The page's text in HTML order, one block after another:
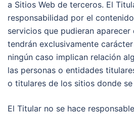
a Sitios Web de terceros. El
responsabilidad por el
servicios que pudieran
tendrán exclusivamente
ningún caso implican relación
las personas o entidades
o titulares de los sitios donde se
El Titular no se hace